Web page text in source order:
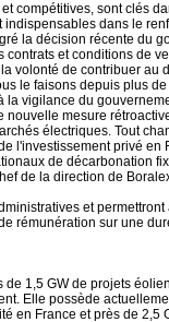
compétitives, sont clés
dans le
la décision récente du
et conditions de
volonté de contribuer au
le faisons depuis plus
la vigilance du
mesure
électriques. Tout
l'investissement privé en
de décarbonation
de la direction de
et permettront
rémunération sur une
1,5 GW de projets
Elle possède
en France et près de 2,5